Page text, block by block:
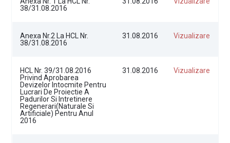
38/31.08.2016
Anexa Nr.2 La HCL Nr.
38/31.08.2016
31.08.2016 Vizualizare
HCL Nr. 39/31.08.2016
Privind Aprobarea
Devizelor Intocmite Pentru
Lucrari De Proiectie A
Padurilor Si Intretinere
Regenerari(naturale Si
Artificiale) Pentru Anul
2016
31.08.2016 Vizualizare